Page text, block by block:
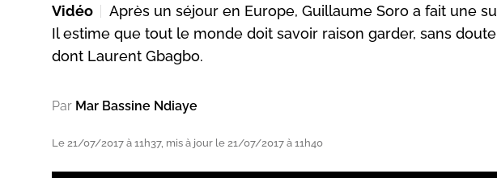
Vidéo
Après un séjour en Europe, Guillaume Soro a fait une
Il estime que tout le monde doit savoir raison garder, sans
dont Laurent Gbagbo.
Par Mar Bassine Ndiaye
Le 21/07/2017 à 11h37, mis à jour le 21/07/2017 à 11h40